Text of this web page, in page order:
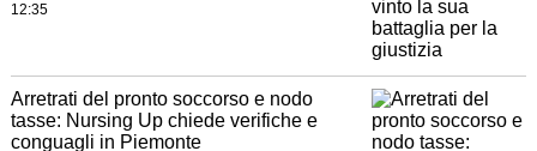
12:35
Arretrati del pronto soccorso e nodo
tasse: Nursing Up chiede verifiche e
conguagli in Piemonte